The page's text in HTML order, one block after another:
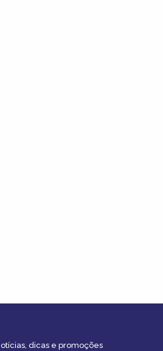
dicas e promoções